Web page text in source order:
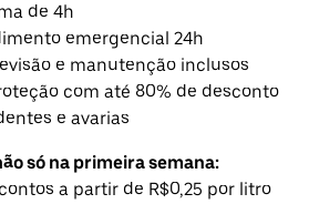
de 4h
emergencial 24h
e manutenção inclusos
com até 80% de desconto
e avarias
só na primeira semana:
a partir de R$0,25 por litro